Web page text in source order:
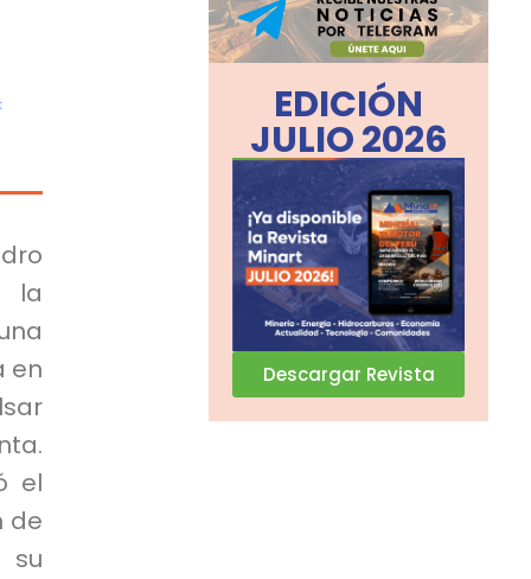
la
en
el
de
EDICIÓN
JULIO 2026
Descargar Revista